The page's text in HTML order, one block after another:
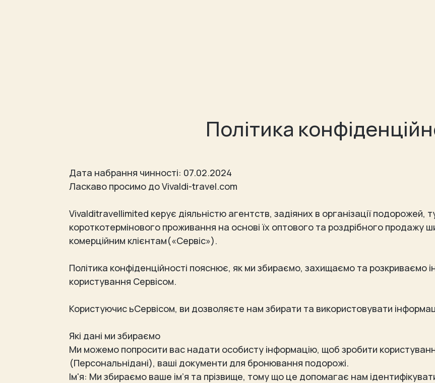
Політика
Дата набрання чинності: 07.02.2024
Ласкаво просимо до Vivaldi-travel.com
Vivalditravellimited керує діяльністю агентств, задіяних в організації подорожей,
короткотермінового проживання на основі їх оптового та роздрібного продажу
комерційним клієнтам(«Сервіс»).
Політика конфіденційності пояснює, як ми збираємо, захищаємо та розкриваємо
користування Сервісом.
Користуючис ьСервісом, ви дозволяєте нам збирати та використовувати
Які дані ми збираємо
Ми можемо попросити вас надати особисту інформацію, щоб зробити
(Персональнідані), ваші документи для бронювання подорожі.
Ім'я: Ми збираємо ваше ім’я та прізвище, тому що це допомагає нам